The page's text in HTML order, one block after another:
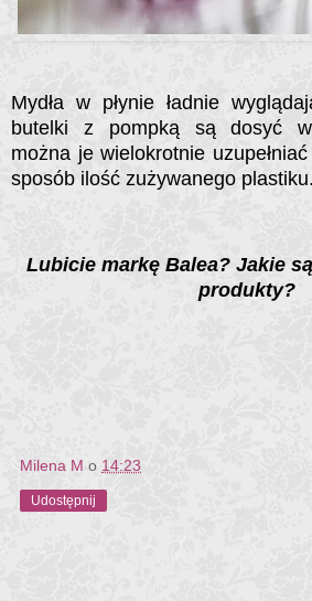
Mydła w płynie ładnie
butelki z pompką są dosyć
można je wielokrotnie
sposób ilość zużywanego plastiku.
Lubicie markę Balea? Jakie
produkty?
Milena M o 14:23
Udostępnij